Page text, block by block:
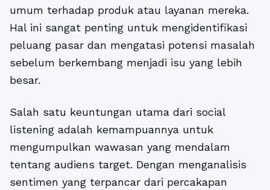
umum terhadap produk atau layanan mereka.
Hal ini sangat penting untuk mengidentifikasi
peluang pasar dan mengatasi potensi masalah
sebelum berkembang menjadi isu yang lebih
besar.
Salah satu keuntungan utama dari social
listening adalah kemampuannya untuk
mengumpulkan wawasan yang mendalam
tentang audiens target. Dengan menganalisis
sentimen yang terpancar dari percakapan